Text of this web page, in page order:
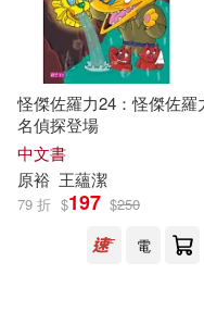
怪傑佐羅力24：怪傑佐羅
名偵探登場
中文書
原裕 王蘊潔
79 折 $197 $250
電